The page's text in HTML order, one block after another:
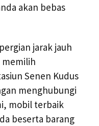
akan bebas
jarak jauh
memilih
Senen Kudus
menghubungi
mobil terbaik
beserta barang